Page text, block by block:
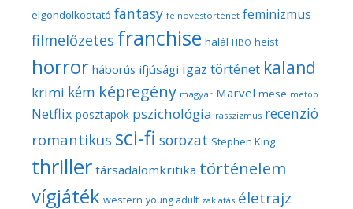
elgondolkodtató fantasy felnövéstörténet feminizmus
filmelőzetes franchise halál HBO heist
horror háborús ifjúsági igaz történet kaland
krimi kém képregény magyar Marvel mese metoo
Netflix posztapok pszichológia rasszizmus recenzió
romantikus sci-fi sorozat Stephen King
thriller társadalomkritika történelem
vígjáték western young adult zaklatás életrajz